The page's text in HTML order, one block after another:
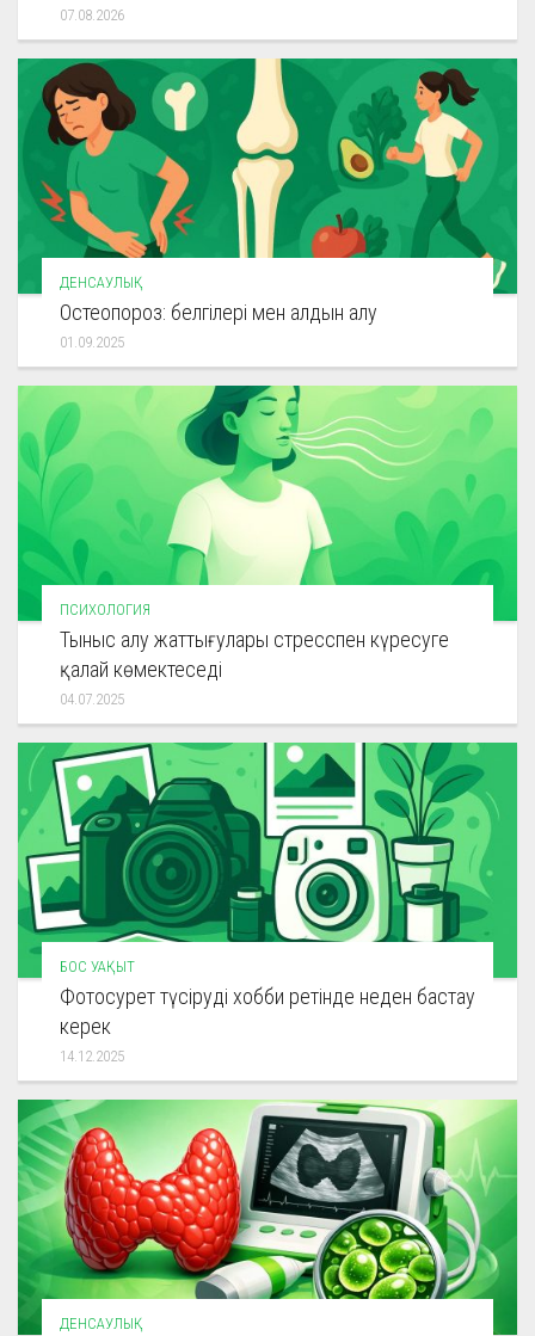
07.08.2026
ДЕНСАУЛЫҚ
Остеопороз: белгілері мен алдын алу
01.09.2025
ПСИХОЛОГИЯ
Тыныс алу жаттығулары стресспен күресуге
қалай көмектеседі
04.07.2025
БОС УАҚЫТ
Фотосурет түсіруді хобби ретінде неден бастау
керек
14.12.2025
ДЕНСАУЛЫҚ